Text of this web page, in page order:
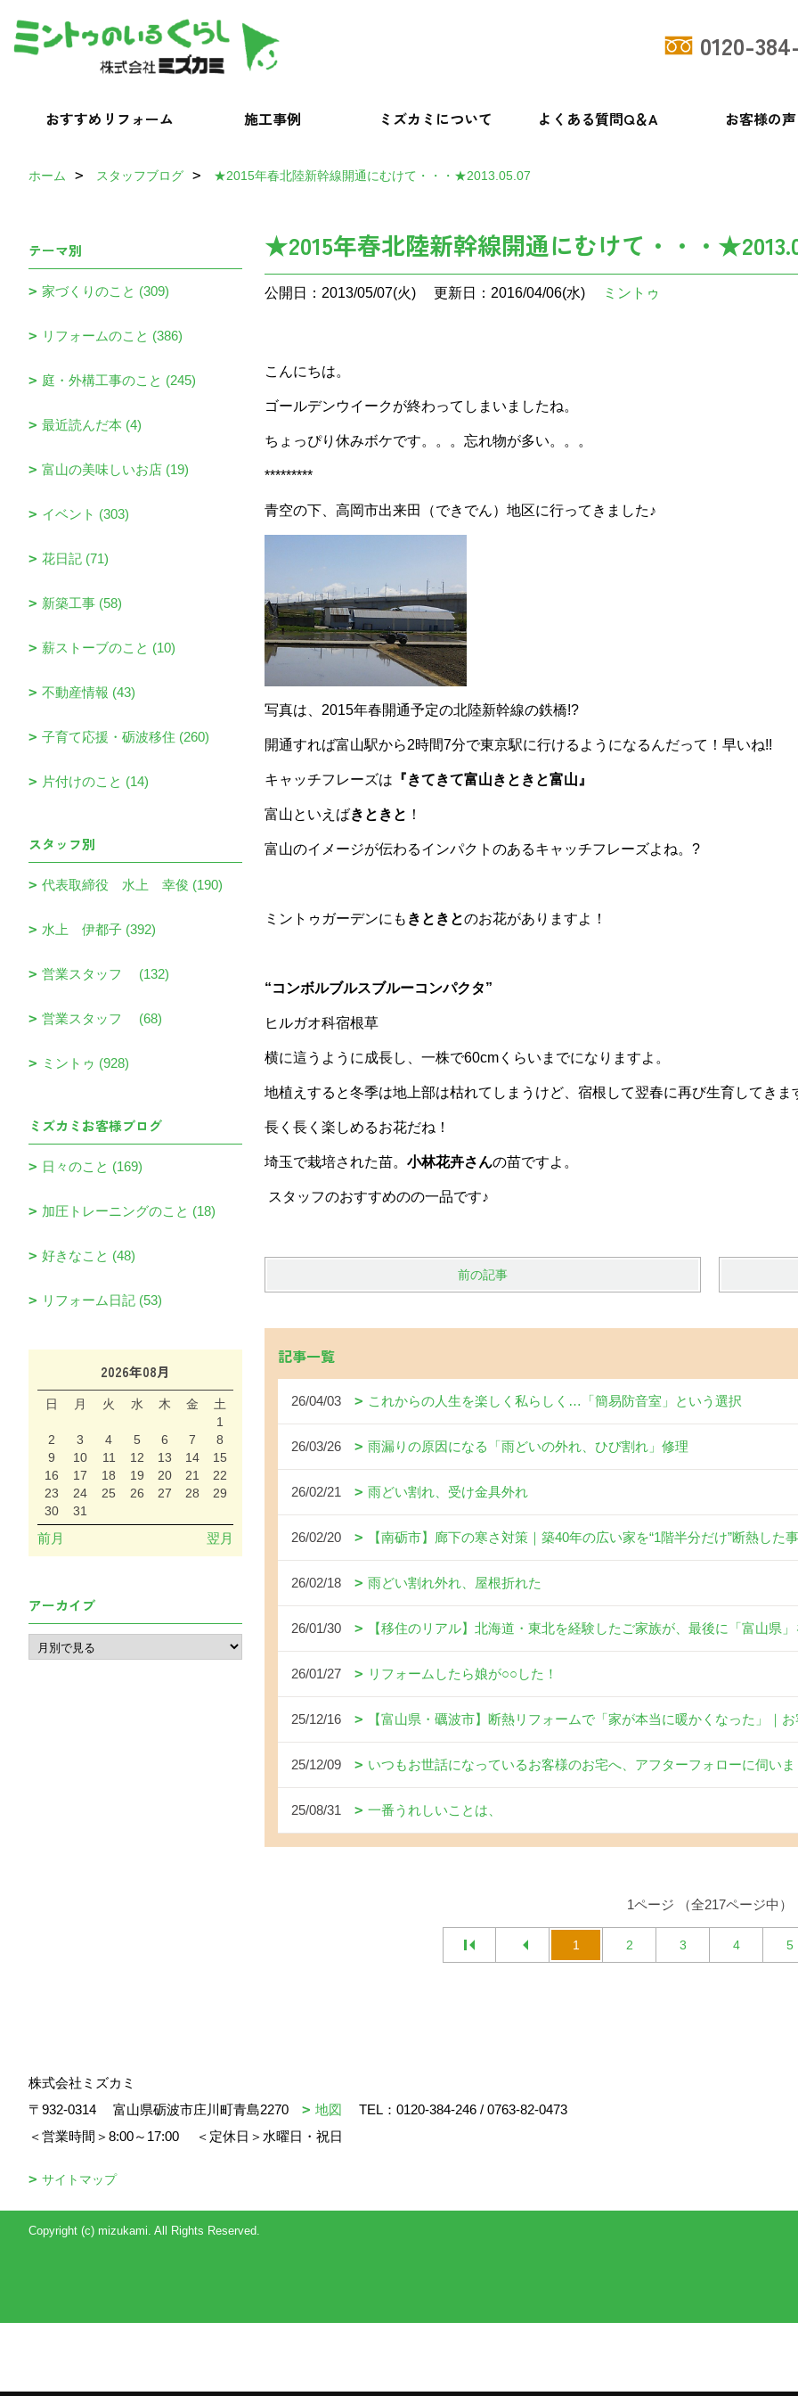
0120-
おすすめリフォーム 施工事例 ミズカミについて よくある質問Q＆A お客様の声
ホーム スタッフブログ ★2015年春北陸新幹線開通にむけて・・・★2013.05.07
★2015年春北陸新幹線開通にむけて・・・
公開日：2013/05/07(火) 更新日：2016/04/06(水) ミントゥ
こんにちは。
ゴールデンウイークが終わってしまいましたね。
ちょっぴり休みボケです。。。忘れ物が多い。。。
*********
青空の下、高岡市出来田（できでん）地区に行ってきました♪
写真は、2015年春開通予定の北陸新幹線の鉄橋!?
開通すれば富山駅から2時間7分で東京駅に行けるようになるんだって！早いね!!
キャッチフレーズは 『きてきて富山きときと富山』
富山といえばきときと ！
富山のイメージが伝わるインパクトのあるキャッチフレーズよね。?
ミントゥガーデンにも きときとのお花がありますよ！
“コンボルブルスブルーコンパクタ”
ヒルガオ科宿根草
横に這うように成長し、一株で60cmくらいまでになりますよ。
地植えすると冬季は地上部は枯れてしまうけど、宿根して翌春に再び生育してきま
長く長く楽しめるお花だね！
埼玉で栽培された苗。 小林花卉さんの苗ですよ。
スタッフのおすすめのの一品です♪
前の記事
記事一覧
26/04/03 これからの人生を楽しく私らしく…「簡易防音室」という選択
26/03/26 雨漏りの原因になる「雨どいの外れ、ひび割れ」修理
26/02/21 雨どい割れ、受け金具外れ
26/02/20 【南砺市】廊下の寒さ対策｜築40年の広い家を“1階半分だけ”断熱した
26/02/18 雨どい割れ外れ、屋根折れた
26/01/30 【移住のリアル】北海道・東北を経験したご家族が、最後に「富山県
26/01/27 リフォームしたら娘が○○した！
25/12/16 【富山県・礪波市】断熱リフォームで「家が本当に暖かくなった」｜
25/12/09 いつもお世話になっているお客様のお宅へ、アフターフォローに伺い
25/08/31 一番うれしいことは、
1ページ （全217ページ中）
1 2 3 4 5
テーマ別
家づくりのこと (309)
リフォームのこと (386)
庭・外構工事のこと (245)
最近読んだ本 (4)
富山の美味しいお店 (19)
イベント (303)
花日記 (71)
新築工事 (58)
薪ストーブのこと (10)
不動産情報 (43)
子育て応援・砺波移住 (260)
片付けのこと (14)
スタッフ別
代表取締役 水上 幸俊 (190)
水上 伊都子 (392)
営業スタッフ (132)
営業スタッフ (68)
ミントゥ (928)
ミズカミお客様ブログ
日々のこと (169)
加圧トレーニングのこと (18)
好きなこと (48)
リフォーム日記 (53)
2026年08月
日 月 火 水 木 金
土
1
2
3 4 5 6 7
8
9
10 11 12 13 14
15
16
17 18 19 20 21
22
23
24 25 26 27 28
29
30
31
前月 翌月
アーカイブ
株式会社ミズカミ
〒932-0314
富山県砺波市庄川町青島2270 地図 TEL： 0120-384-246 / 0763-82-0473
＜営業時間＞8:00～17:00
＜定休日＞水曜日・祝日
サイトマップ
Copyright (c) mizukami. All Rights Reserved.